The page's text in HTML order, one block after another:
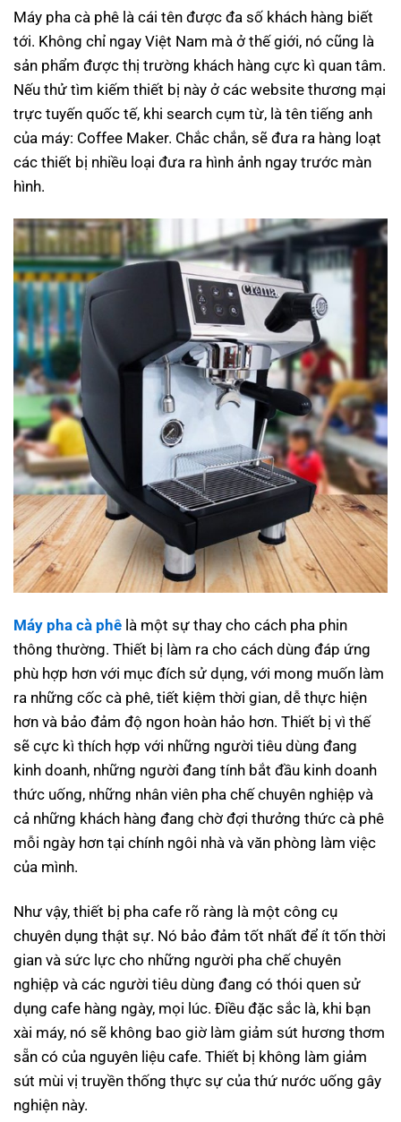
Máy pha cà phê là cái tên được đa số khách hàng biết
tới. Không chỉ ngay Việt Nam mà ở thế giới, nó cũng là
sản phẩm được thị trường khách hàng cực kì quan tâm.
Nếu thử tìm kiếm thiết bị này ở các website thương mại
trực tuyến quốc tế, khi search cụm từ, là tên tiếng anh
của máy: Coffee Maker. Chắc chắn, sẽ đưa ra hàng loạt
các thiết bị nhiều loại đưa ra hình ảnh ngay trước màn
hình.
Máy pha cà phê là một sự thay cho cách pha phin
thông thường. Thiết bị làm ra cho cách dùng đáp ứng
phù hợp hơn với mục đích sử dụng, với mong muốn làm
ra những cốc cà phê, tiết kiệm thời gian, dễ thực hiện
hơn và bảo đảm độ ngon hoàn hảo hơn. Thiết bị vì thế
sẽ cực kì thích hợp với những người tiêu dùng đang
kinh doanh, những người đang tính bắt đầu kinh doanh
thức uống, những nhân viên pha chế chuyên nghiệp và
cả những khách hàng đang chờ đợi thưởng thức cà phê
mỗi ngày hơn tại chính ngôi nhà và văn phòng làm việc
của mình.
Như vậy, thiết bị pha cafe rõ ràng là một công cụ
chuyên dụng thật sự. Nó bảo đảm tốt nhất để ít tốn thời
gian và sức lực cho những người pha chế chuyên
nghiệp và các người tiêu dùng đang có thói quen sử
dụng cafe hàng ngày, mọi lúc. Điều đặc sắc là, khi bạn
xài máy, nó sẽ không bao giờ làm giảm sút hương thơm
sẵn có của nguyên liệu cafe. Thiết bị không làm giảm
sút mùi vị truyền thống thực sự của thứ nước uống gây
nghiện này.